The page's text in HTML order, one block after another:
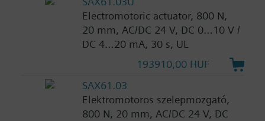
Electromotoric actuator, 800 N,
20 mm, AC/DC 24 V, DC 0…10 V /
DC 4…20 mA, 30 s, UL
193910,00 HUF
SAX61.03
Elektromotoros szelepmozgató,
800 N, 20 mm, AC/DC 24 V, DC